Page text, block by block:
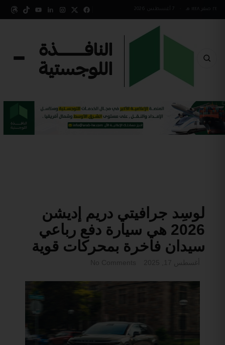
٢٤ صفر ١٤٤٨ هـ 7 أغسطس 2026
لوسِد جرافيتي دريم إديشن
2026 هي سيارة دفع رباعي
سيدان فاخرة بمحركات قوية